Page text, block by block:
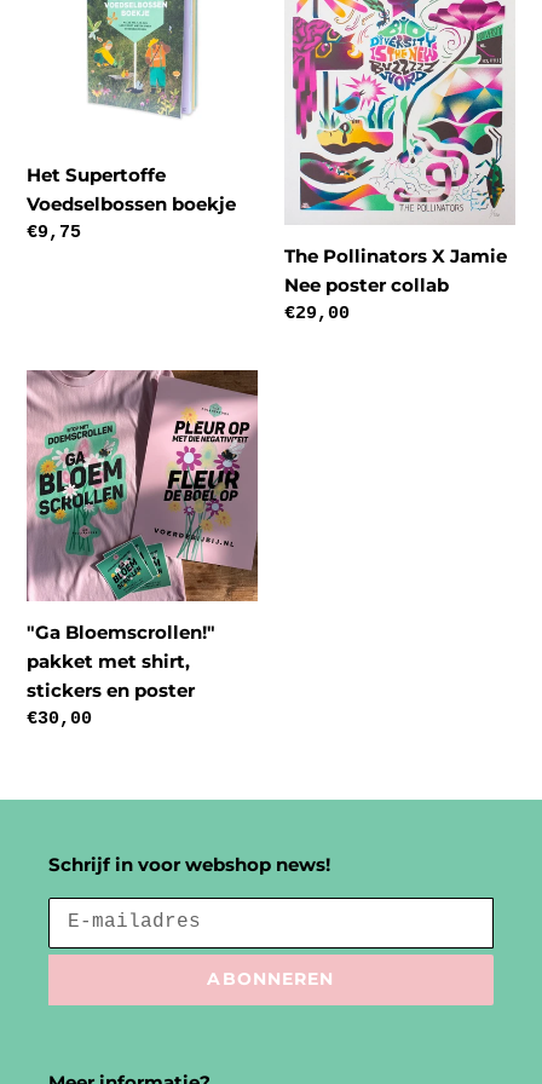
boekje
Het Supertoffe
Voedselbossen boekje
Normale
€9,75
Jamie
Nee
poster
collab
The Pollinators X Jamie
Nee poster collab
Normale
€29,00
"Ga
Bloemscrollen!"
pakket
met
shirt,
stickers
poster
"Ga Bloemscrollen!"
pakket met shirt,
stickers en poster
Normale
€30,00
Schrijf in voor webshop news!
ABONNEREN